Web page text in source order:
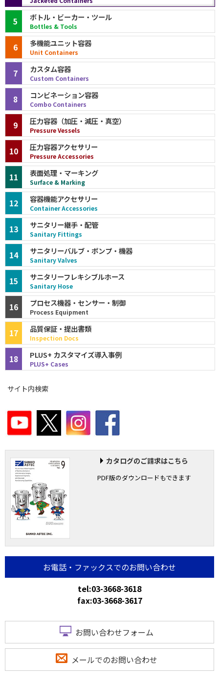
ボトル・ビーカー・ツール
Bottles & Tools
5
多機能ユニット容器
Unit Containers
6
カスタム容器
Custom Containers
7
コンビネーション容器
Combo Containers
8
圧力容器（加圧・減圧・真空）
Pressure Vessels
9
圧力容器アクセサリー
Pressure Accessories
10
表面処理・マーキング
Surface & Marking
11
容器機能アクセサリー
Container Accessories
12
サニタリー継手・配管
Sanitary Fittings
13
サニタリーバルブ・ポンプ・機器
Sanitary Valves
14
サニタリーフレキシブルホース
Sanitary Hose
15
プロセス機器・センサー・制御
Process Equipment
16
品質保証・提出書類
Inspection Docs
17
PLUS+ カスタマイズ導入事例
PLUS+ Cases
18
サイト内検索
カタログのご請求はこちら
PDF版のダウンロードもできます
お電話・ファックスでのお問い合わせ
tel:03-3668-3618
fax:03-3668-3617
お問い合わせフォーム
メールでのお問い合わせ